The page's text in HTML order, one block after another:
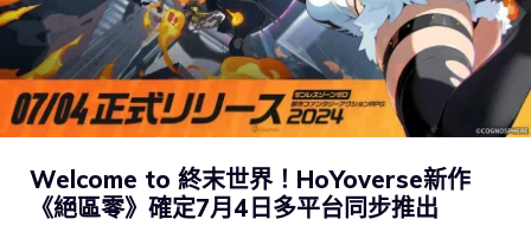
Welcome to 終末世界！HoYoverse新作
《絕區零》確定7月4日多平台同步推出